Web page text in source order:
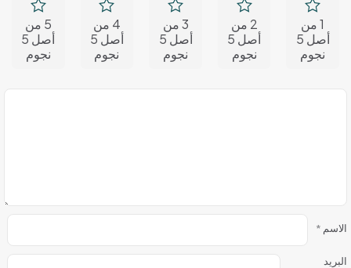
1 من
أصل 5
نجوم
2 من
أصل 5
نجوم
3 من
أصل 5
نجوم
4 من
أصل 5
نجوم
5 من
أصل 5
نجوم
الاسم *
البريد